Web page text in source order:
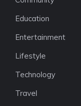
Education
Entertainment
Lifestyle
Technology
Travel